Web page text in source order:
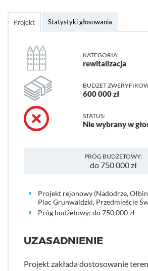
Projekt Statystyki głosowania
KATEGORIA:
rewitalizacja
BUDŻET
600 000 zł
STATUS:
Nie wybrany w
PRÓG BUDŻETOWY:
do 750 000 zł
Projekt rejonowy (Nadodrze,
Plac Grunwaldzki, Przedmieście
Próg budżetowy: do 750 000 zł
UZASADNIENIE
Projekt zakłada dostosowanie